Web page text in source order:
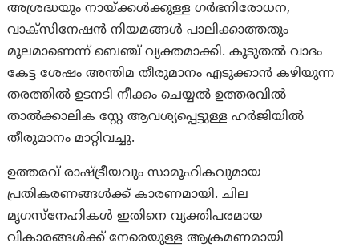
അശ്രദ്ധയും നായ്ക്കൾക്കുള്ള ഗർഭനിരോധന,
വാക്സിനേഷൻ നിയമങ്ങൾ പാലിക്കാത്തതും
മൂലമാണെന്ന് ബെഞ്ച് വ്യക്തമാക്കി. കൂടുതൽ വാദം
കേട്ട ശേഷം അന്തിമ തീരുമാനം എടുക്കാൻ കഴിയുന്ന
തരത്തിൽ ഉടനടി നീക്കം ചെയ്യൽ ഉത്തരവിൽ
താൽക്കാലിക സ്റ്റേ ആവശ്യപ്പെട്ടുള്ള ഹർജിയിൽ
തീരുമാനം മാറ്റിവച്ചു.
ഉത്തരവ് രാഷ്ട്രീയവും സാമൂഹികവുമായ
പ്രതികരണങ്ങൾക്ക് കാരണമായി. ചില
മൃഗസ്നേഹികൾ ഇതിനെ വ്യക്തിപരമായ
വികാരങ്ങൾക്ക് നേരെയുള്ള ആക്രമണമായി